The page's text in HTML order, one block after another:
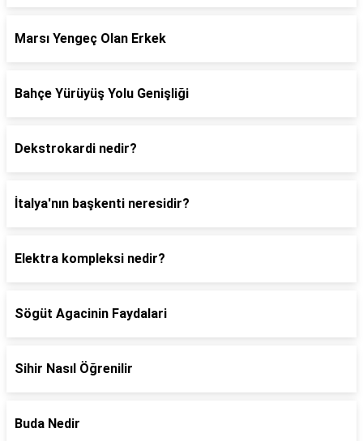
Marsı Yengeç Olan Erkek
Bahçe Yürüyüş Yolu Genişliği
Dekstrokardi nedir?
İtalya'nın başkenti neresidir?
Elektra kompleksi nedir?
Sögüt Agacinin Faydalari
Sihir Nasıl Öğrenilir
Buda Nedir